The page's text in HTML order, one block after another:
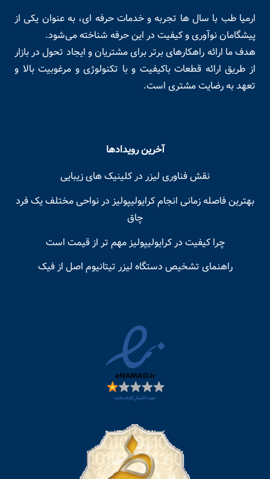
ارمیا طب با سال ها تجربه و خدمات حرفه ای، به عنوان یکی از
پیشگامان نوآوری و کیفیت در این حرفه شناخته می‌شود.
هدف ما ارائه راهکارهای برتر برای مشتریان و ایجاد تحول در بازار
از طریق ارائه قطعات باکیفیت و با تکنولوژی و مرغوبیت بالا و
تعهد به رضایت مشتری است.
آخرین رویدادها
نقش فناوری لیزر در کلینیک های زیبایی
بهترین فاصله زمانی انجام کرایولیپولیز در نواحی مختلف یک فرد
چاق
چرا کیفیت در کرایولیپولیز مهم تر از قیمت است
راهنمای تشخیص دستگاه لیزر تیتانیوم اصل از فیک